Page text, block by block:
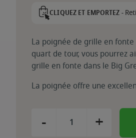
CLIQUEZ ET EMPORTEZ -
La poignée de grille en
quart de tour, vous pourrez
grille en fonte dans le Big
La poignée offre une
- +